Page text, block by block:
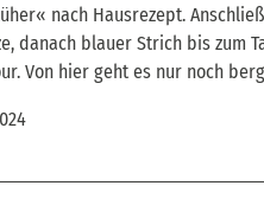
nach Hausrezept.
danach blauer Strich bis zum
Von hier geht es nur noch